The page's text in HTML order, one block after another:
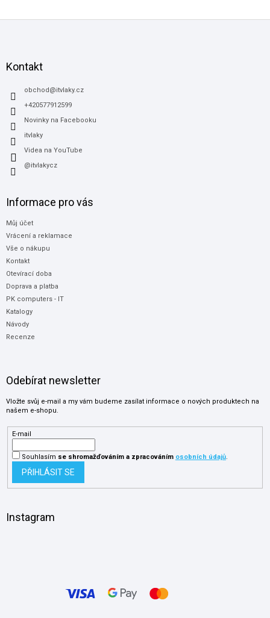
Kontakt
obchod@itvlaky.cz
+420577912599
Novinky na Facebooku
itvlaky
Videa na YouTube
@itvlakycz
Informace pro vás
Můj účet
Vrácení a reklamace
Vše o nákupu
Kontakt
Otevírací doba
Doprava a platba
PK computers - IT
Katalogy
Návody
Recenze
Odebírat newsletter
Vložte svůj e-mail a my vám budeme zasílat informace o nových produktech na
našem e-shopu.
E-mail
Souhlasím se shromažďováníma zpracováním osobních údajů.
PŘIHLÁSIT SE
Instagram